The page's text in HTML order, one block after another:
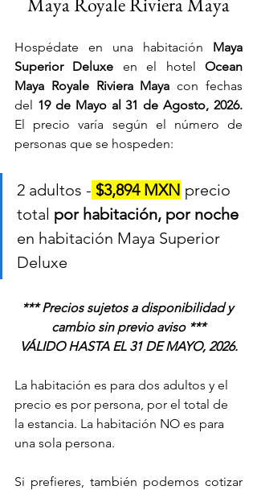
Hospédate en una habitación Maya
Superior Deluxe en el hotel Ocean
Maya Royale Riviera Maya con fechas
del
El precio varía según el número de
personas que se hospeden:
2 adultos - $3,894 MXN precio
total por habitación, por noche
en habitación Maya Superior
Deluxe
*** Precios sujetos a disponibilidad y
cambio sin previo aviso ***
VÁLIDO HASTA EL 31 DE MAYO, 2026.
La habitación es para dos adultos y el
precio es por persona, por el total de
la estancia. La habitación NO es para
una sola persona.
Si prefieres, también podemos cotizar